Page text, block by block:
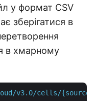
у формат CSV
зберігатися в
в хмарному
v3.0/cells/